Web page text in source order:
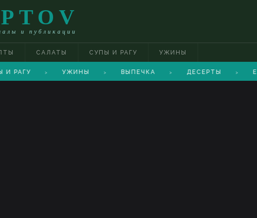
и публикации
САЛАТЫ СУПЫ И РАГУ УЖИНЫ
И РАГУ > УЖИНЫ > ВЫПЕЧКА > ДЕСЕРТЫ >